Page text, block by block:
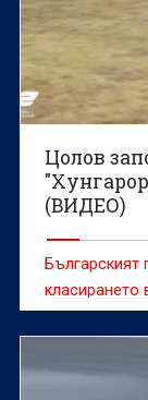
Цолов
(ВИДЕО)
Българският
класирането
свободната